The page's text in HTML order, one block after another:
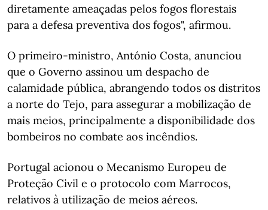
diretamente ameaçadas pelos fogos florestais
para a defesa preventiva dos fogos", afirmou.
O primeiro-ministro, António Costa, anunciou
que o Governo assinou um despacho de
calamidade pública, abrangendo todos os distritos
a norte do Tejo, para assegurar a mobilização de
mais meios, principalmente a disponibilidade dos
bombeiros no combate aos incêndios.
Portugal acionou o Mecanismo Europeu de
Proteção Civil e o protocolo com Marrocos,
relativos à utilização de meios aéreos.